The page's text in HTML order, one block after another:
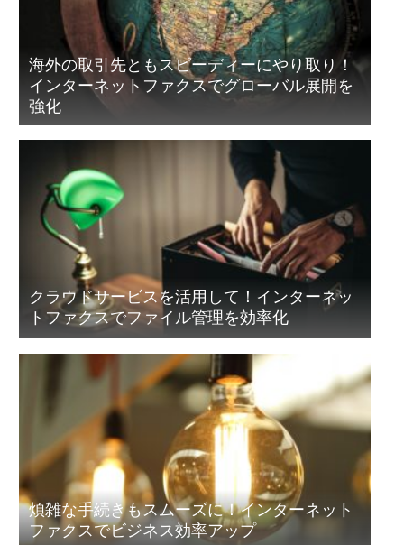
海外の取引先ともスピーディーにやり取り！
インターネットファクスでグローバル展開を
強化
クラウドサービスを活用して！インターネッ
トファクスでファイル管理を効率化
煩雑な手続きもスムーズに！インターネット
ファクスでビジネス効率アップ